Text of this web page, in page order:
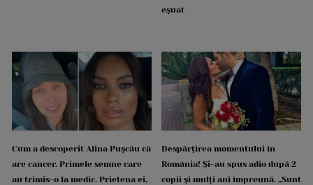
eșuat
Cum a descoperit Alina Pușcău că
are cancer. Primele semne care
au trimis-o la medic. Prietena ei,
Despărțirea momentului în
România! Și-au spus adio după 2
copii și mulți ani împreună. „Sunt